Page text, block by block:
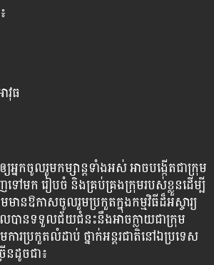
វុធ
នក​ចូល​រួម​កម្សាន្ត​ទាំង​អស់​ អាច​បង្កើត​ជា​ក្រុម​
មក​ រៀប​ចំ​ និង​គ្រប់​គ្រង​ក្រុម​របស់​ខ្លួន​ដើម្បី​
ន​ឱកាស​ចូល​រួម​ប្រកួត​ក្នុង​កម្មវិធី​ដ៏​អស្ចារ្យ​
បាន​ទទួល​ជ័យ​ជំនះ​នឹង​អាច​ក្លាយ​ជា​ក្រុម​
ារ​ប្រកួត​លំដាប់​ ថ្នាក់​អន្តរជាតិ​នៅ​ឯ​ប្រទេស​
ន​ដូចជា​៖